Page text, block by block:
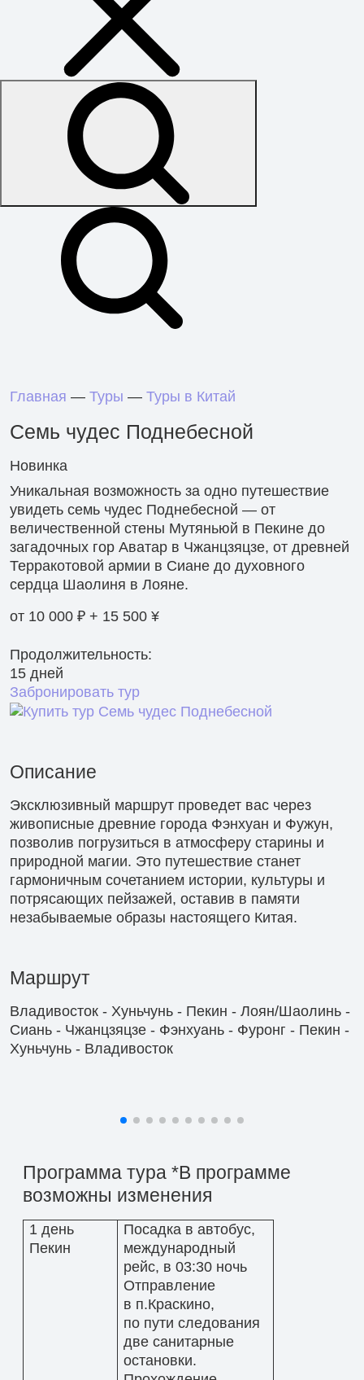
Главная — Туры — Туры в Китай
Семь чудес Поднебесной
Новинка
Уникальная возможность за одно путешествие
увидеть семь чудес Поднебесной — от
величественной стены Мутяньюй в Пекине до
загадочных гор Аватар в Чжанцзяцзе, от древней
Терракотовой армии в Сиане до духовного
сердца Шаолиня в Лояне.
от 10 000 ₽ + 15 500 ¥
Продолжительность:
15 дней
Забронировать тур
Описание
Эксклюзивный маршрут проведет вас через
живописные древние города Фэнхуан и Фужун,
позволив погрузиться в атмосферу старины и
природной магии. Это путешествие станет
гармоничным сочетанием истории, культуры и
потрясающих пейзажей, оставив в памяти
незабываемые образы настоящего Китая.
Маршрут
Владивосток - Хуньчунь - Пекин - Лоян/Шаолинь -
Сиань - Чжанцзяцзе - Фэнхуань - Фуронг - Пекин -
Хуньчунь - Владивосток
Программа тура *В программе
возможны изменения
1 день
Пекин
Посадка в автобус,
международный
рейс, в 03:30 ночь
Отправление
в п.Краскино,
по пути следования
две санитарные
остановки.